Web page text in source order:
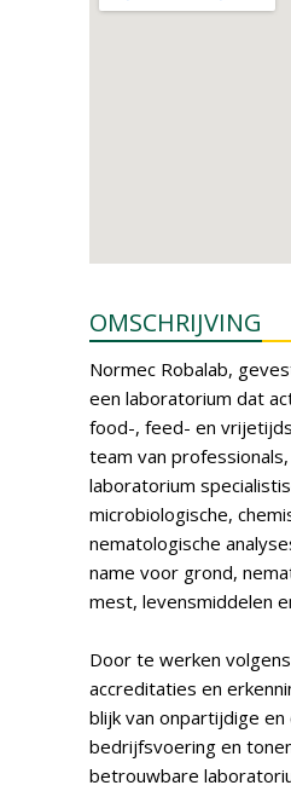
OMSCHRIJVING
Normec Robalab,
een laboratorium dat
food-, feed- en
team van
laboratorium
microbiologische,
nematologische
name voor grond,
mest, levensmiddelen
Door te werken
accreditaties en
blijk van onpartijdige
bedrijfsvoering en
betrouwbare